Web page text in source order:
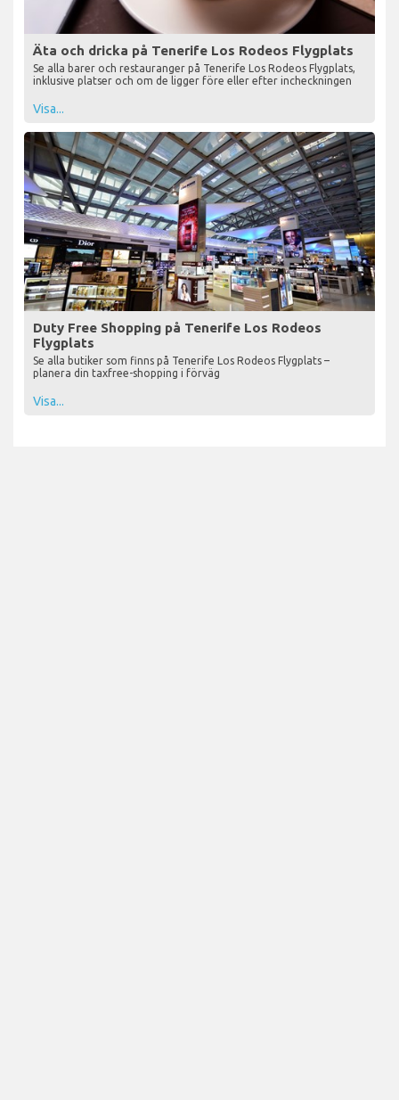
Äta och dricka på Tenerife Los Rodeos Flygplats
Se alla barer och restauranger på Tenerife Los Rodeos Flygplats,
inklusive platser och om de ligger före eller efter incheckningen
Visa...
Duty Free Shopping på Tenerife Los Rodeos
Flygplats
Se alla butiker som finns på Tenerife Los Rodeos Flygplats –
planera din taxfree-shopping i förväg
Visa...